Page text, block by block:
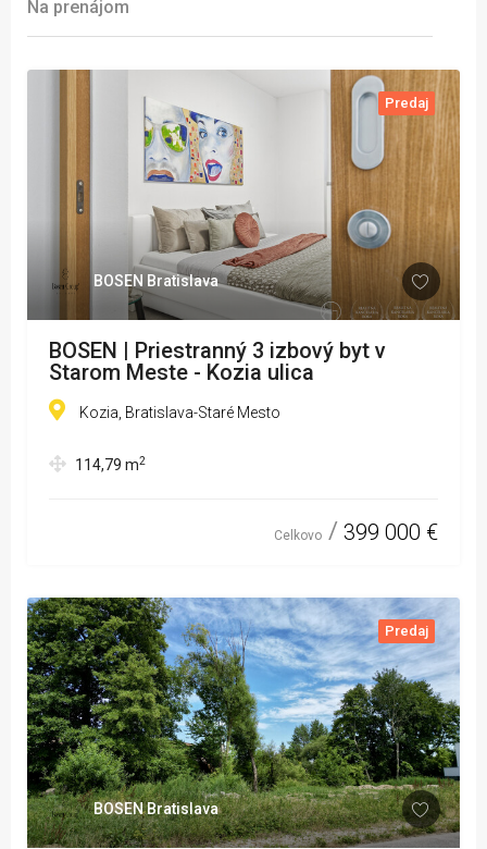
Na prenájom
Predaj
BOSEN Bratislava
BOSEN | Priestranný 3 izbový byt v
Starom Meste - Kozia ulica
Kozia, Bratislava-Staré Mesto
114,79 m2
Celkovo 399 000 €
Predaj
BOSEN Bratislava